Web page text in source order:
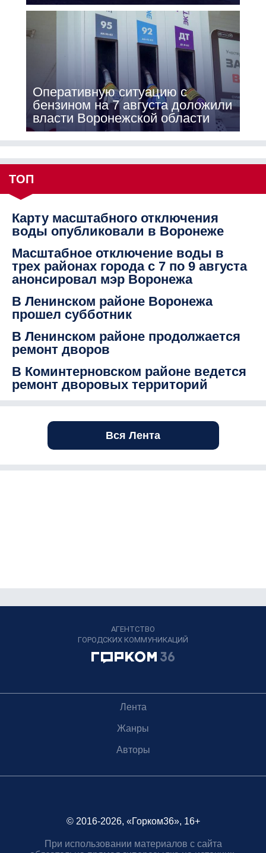
Оперативную ситуацию с
бензином на 7 августа доложили
власти Воронежской области
ТОП
Карту масштабного отключения
воды опубликовали в Воронеже
Масштабное отключение воды в
трех районах города с 7 по 9 августа
анонсировал мэр Воронежа
В Ленинском районе Воронежа
прошел субботник
В Ленинском районе продолжается
ремонт дворов
В Коминтерновском районе ведется
ремонт дворовых территорий
Вся Лента
АГЕНТСТВО
ГОРОДСКИХ КОММУНИКАЦИЙ
Лента
Жанры
Авторы
© 2016-2026, «Горком36», 16+
При использовании материалов с сайта